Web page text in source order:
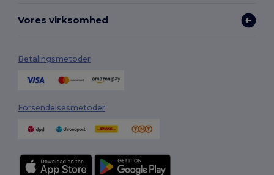
Vores virksomhed
Betalingsmetoder
Forsendelsesmetoder